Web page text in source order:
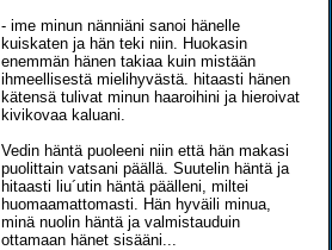
- ime minun nänniäni sanoi hänelle
kuiskaten ja hän teki niin. Huokasin
enemmän hänen takiaa kuin mistään
ihmeellisestä mielihyvästä. hitaasti hänen
kätensä tulivat minun haaroihini ja hieroivat
kivikovaa kaluani.
Vedin häntä puoleeni niin että hän makasi
puolittain vatsani päällä. Suutelin häntä ja
hitaasti liu´utin häntä päälleni, miltei
huomaamattomasti. Hän hyväili minua,
minä nuolin häntä ja valmistauduin
ottamaan hänet sisääni...